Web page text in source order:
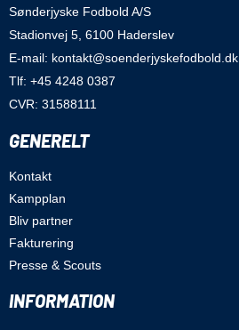
Sønderjyske Fodbold A/S
Stadionvej 5, 6100 Haderslev
E-mail: kontakt@soenderjyskefodbold.dk
Tlf: +45 4248 0387
CVR: 31588111
GENERELT
Kontakt
Kampplan
Bliv partner
Fakturering
Presse & Scouts
INFORMATION